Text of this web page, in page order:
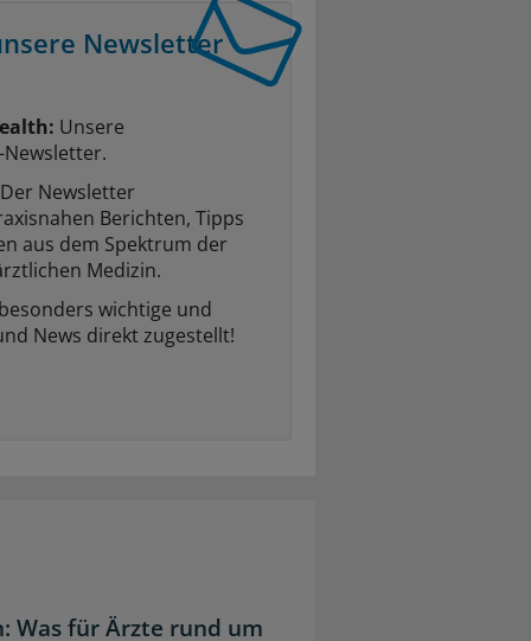
Newsletter
Unsere
Newsletter
Berichten, Tipps
aus dem Spektrum der
Medizin.
wichtige und
News direkt zugestellt!
Was für Ärzte rund um